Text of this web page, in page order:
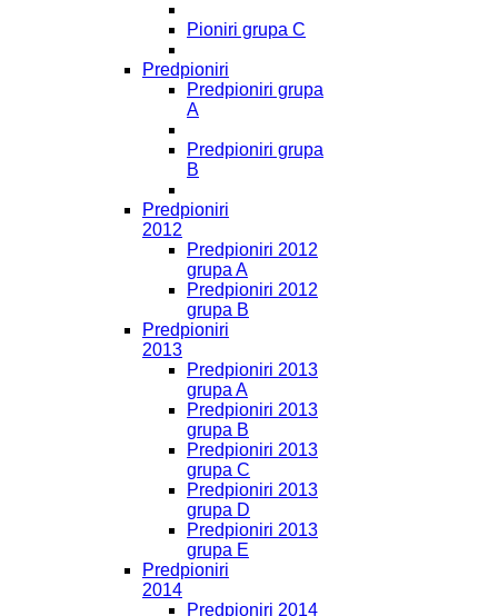
Pioniri grupa C
Predpioniri
Predpioniri grupa
A
Predpioniri grupa
B
Predpioniri
2012
Predpioniri 2012
grupa A
Predpioniri 2012
grupa B
Predpioniri
2013
Predpioniri 2013
grupa A
Predpioniri 2013
grupa B
Predpioniri 2013
grupa C
Predpioniri 2013
grupa D
Predpioniri 2013
grupa E
Predpioniri
2014
Predpioniri 2014